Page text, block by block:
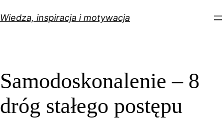
do
Wiedza, inspiracja i motywacja
Samodoskonalenie – 8
dróg stałego postępu